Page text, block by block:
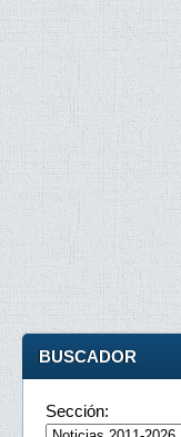
BUSCADOR
Sección: